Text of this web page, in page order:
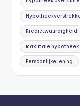
Kredietwaardigheid
maximale hypotheek
Persoonlijke lening